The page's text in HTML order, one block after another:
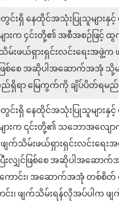
ရှိ နေထိုင်အသုံးပြုသူများနှင့်
းက ၄င်းတို့၏ အစီအစဉ်ဖြင့် ထွက်
သိမ်းဖယ်ရှားရှင်းလင်းရေးအဖွဲ့က
င်ဖြစ်စေ အဆိုပါအဆောက်အအုံ
ရာ မြေကွက်ကို ချိပ်ပိတ်ရမည်
ရှိ နေထိုင်အသုံးပြုသူများနှင့်
ားက ၎င်းတို့၏ သဘောအလျေ
၊ ဖျက်သိမ်းဖယ်ရှားရှင်းလင်းရေး
ပြီးလျှင်ဖြစ်စေ အဆိုပါအဆော
ာင်း၊ အဆောက်အအုံ တစ်စိတ်
း၊ ဖျက်သိမ်းရန်လိုအပ်ပါက ဖျ